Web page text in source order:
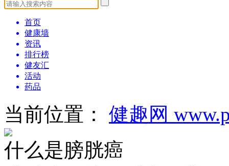
首页
健康墙
资讯
排行榜
健友汇
活动
药品
当前位置： 健趣网
什么是膀胱癌